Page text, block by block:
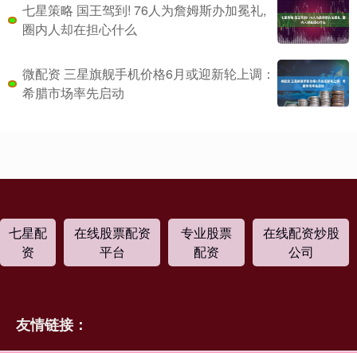
七星策略 国王驾到! 76人为詹姆斯办加冕礼,
圈内人却在担心什么
微配资 三星旗舰手机价格6月或迎新轮上调：
希腊市场率先启动
七星配
资
在线股票配资
平台
专业股票
配资
在线配资炒股
公司
友情链接：